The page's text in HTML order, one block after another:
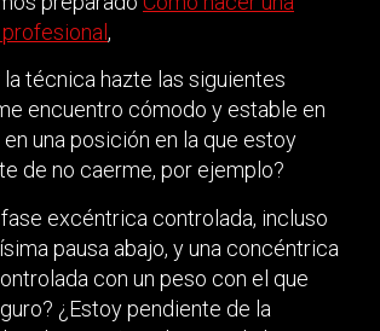
,
técnica hazte las siguientes
encuentro cómodo y estable en
una posición en la que estoy
de no caerme, por ejemplo?
fase excéntrica controlada, incluso
pausa abajo, y una concéntrica
con un peso con el que
¿Estoy pendiente de la